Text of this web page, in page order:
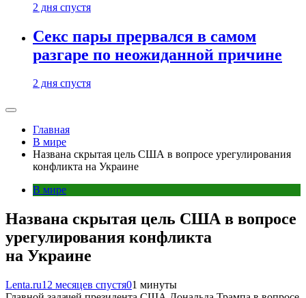
2 дня спустя
Секс пары прервался в самом
разгаре по неожиданной причине
2 дня спустя
Главная
В мире
Названа скрытая цель США в вопросе урегулирования
конфликта на Украине
В мире
Названа скрытая цель США в вопросе
урегулирования конфликта
на Украине
Lenta.ru12 месяцев спустя01 минуты